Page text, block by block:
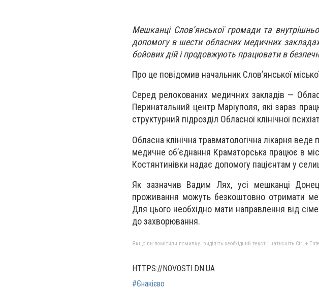
Мешканці Слов’янської громади та
допомогу в шести обласних медичних закладах
бойових дій і продовжують працювати в
Про це повідомив начальник Слов’янської
Серед релокованих медичних закладів —
Перинатальний центр Маріуполя, які зараз
структурний підрозділ Обласної клінічної
Обласна клінічна травматологічна лікарня
медичне об’єднання Краматорська працює в
Костянтинівки надає допомогу пацієнтам у
Як зазначив Вадим Лях, усі мешканці
проживання можуть безкоштовно отримати
Для цього необхідно мати направлення від
до захворювання.
Якщо ви помітили помилку, виділіть необхідний текст і натисніть Ctrl +
HTTPS://NOVOSTI.DN.UA
#Єнакієво